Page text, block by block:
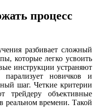
процесс
разбивает сложный
которые легко усвоить
инструкции устраняют
парализует новичков и
шаг. Четкие критерии
объективные
реальном времени. Такой